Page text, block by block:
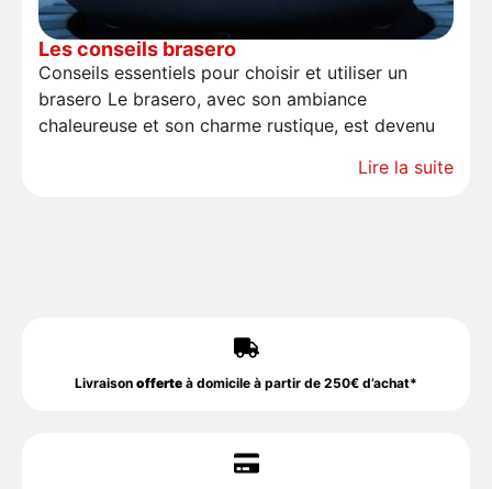
Les conseils brasero
Conseils essentiels pour choisir et utiliser un
brasero Le brasero, avec son ambiance
chaleureuse et son charme rustique, est devenu
Lire la suite
Livraison offerte à domicile à partir de 250€ d’achat*